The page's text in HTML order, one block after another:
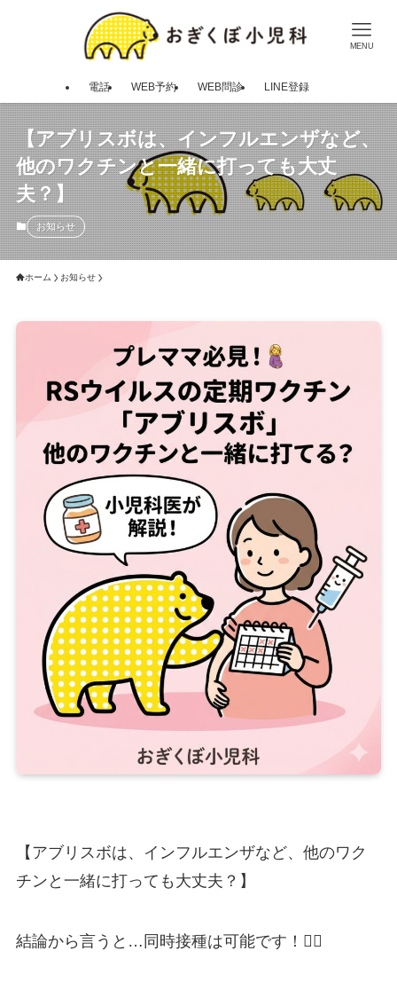
MENU
電話 WEB予約 WEB問診 LINE登録
【アブリスボは、インフルエンザなど、
他のワクチンと一緒に打っても大丈
夫？】
お知らせ
ホーム お知らせ
【アブリスボは、インフルエンザなど、他のワク
チンと一緒に打っても大丈夫？】
結論から言うと…同時接種は可能です！🙆‍♀️